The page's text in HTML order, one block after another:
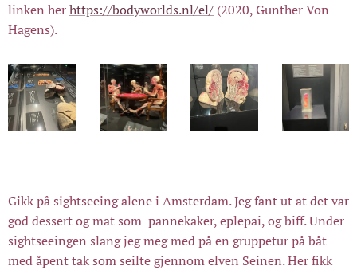
linken herhttps://bodyworlds.nl/el/ (2020, Gunther Von
Hagens).
Gikk på sightseeing alene i Amsterdam. Jeg fant ut at det var
god dessert og mat som pannekaker, eplepai, og biff. Under
sightseeingen slang jeg meg med på en gruppetur på båt
med åpent tak som seilte gjennom elven Seinen. Her fikk